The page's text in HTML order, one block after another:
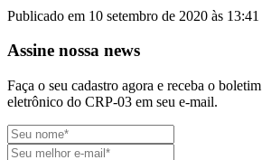
Publicado em 10 setembro de 2020 às 13:41
Assine nossa news
Faça o seu cadastro agora e receba o boletim
eletrônico do CRP-03 em seu e-mail.